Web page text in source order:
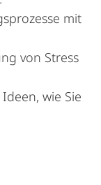
mit
von Stress
wie Sie